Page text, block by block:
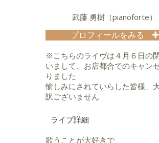
2013年 セカンドアルバム「Two
Steps」リリース。
2016年 Clap Stomp Swingin'
COLE」 Nat KIng'Cole
に参加。シングルリリース。
2018年 サードアルバム「In My
Life」をリリース。
武藤 勇樹（pianoforte）
プロフィールをみる
ぶ。中学高校の吹奏楽ではオ
を担当。中央大学在学中にジ
出会い、同大学のビッグバンド
ウィング•クリスタル•オーケ
所属。2018年6月、1st album
在はJazzを中心としつつも、
Funk,R&B,World,Popsなど幅
野に携わっている。その他アレ
※こちらのライヴは４月６日の
いまして、お店都合でのキャン
りました
愉しみにされていらした皆様、
訳ございません
ライブ詳細
歌うことが大好きで